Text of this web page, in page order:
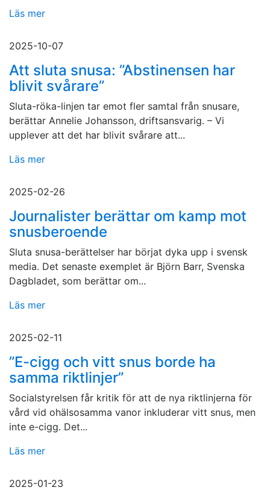
Läs mer
2025-10-07
Att sluta snusa: ”Abstinensen har
blivit svårare”
Sluta-röka-linjen tar emot fler samtal från snusare,
berättar Annelie Johansson, driftsansvarig. – Vi
upplever att det har blivit svårare att...
Läs mer
2025-02-26
Journalister berättar om kamp mot
snusberoende
Sluta snusa-berättelser har börjat dyka upp i svensk
media. Det senaste exemplet är Björn Barr, Svenska
Dagbladet, som berättar om...
Läs mer
2025-02-11
”E-cigg och vitt snus borde ha
samma riktlinjer”
Socialstyrelsen får kritik för att de nya riktlinjerna för
vård vid ohälsosamma vanor inkluderar vitt snus, men
inte e-cigg. Det...
Läs mer
2025-01-23